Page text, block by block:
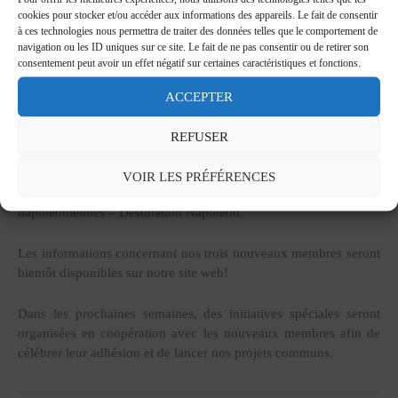
cookies pour stocker et/ou accéder aux informations des appareils. Le fait de consentir
à ces technologies nous permettra de traiter des données telles que le comportement de
navigation ou les ID uniques sur ce site. Le fait de ne pas consentir ou de retirer son
consentement peut avoir un effet négatif sur certaines caractéristiques et fonctions.
ACCEPTER
REFUSER
VOIR LES PRÉFÉRENCES
Notre réseau s’agrandit: pendant les vacances d’été 2023, la
(IT) et lePalazzo Realeà Milan (IT) ont demandé à
napoléoniennes – Destination Napoléon.
Les informations concernant nos trois nouveaux membres seront
bientôt disponibles sur notre site web!
Dans les prochaines semaines, des initiatives spéciales seront
organisées en coopération avec les nouveaux membres afin de
célébrer leur adhésion et de lancer nos projets communs.